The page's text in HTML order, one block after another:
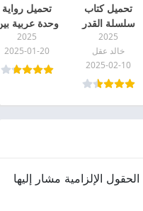
تحميل كتاب
سلسلة القدر
المسموح خالد
عقل pdf
2025
خالد عقل
2025-02-10
تحميل رواية
وحدة عربية
الحلم والواقع
صبري محمد
الشيباني pdf
2025
2025-01-20
الحقول الإلزامية مشار إليها